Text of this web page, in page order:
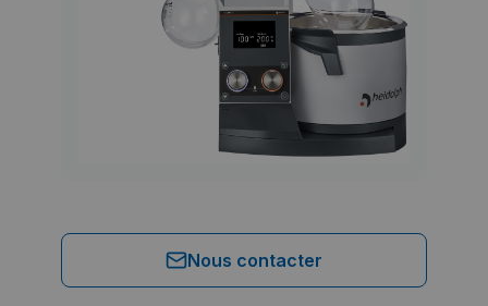
Nous contacter